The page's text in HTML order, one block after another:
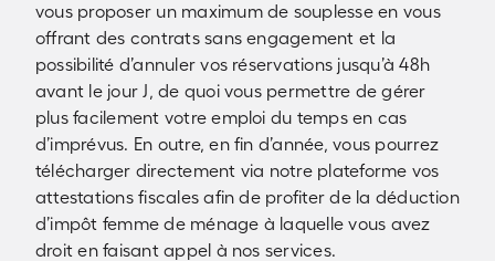
vous proposer un maximum de souplesse en vous
offrant des contrats sans engagement et la
possibilité d’annuler vos réservations jusqu’à 48h
avant le jour J, de quoi vous permettre de gérer
plus facilement votre emploi du temps en cas
d’imprévus. En outre, en fin d’année, vous pourrez
télécharger directement via notre plateforme vos
attestations fiscales afin de profiter de la déduction
d’impôt femme de ménage à laquelle vous avez
droit en faisant appel à nos services.